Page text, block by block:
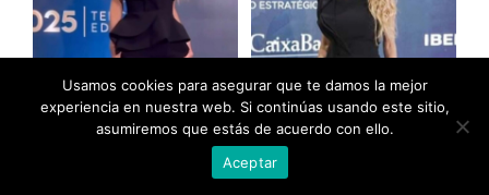
Usamos cookies para asegurar que te damos la mejor
experiencia en nuestra web. Si continúas usando este sitio,
asumiremos que estás de acuerdo con ello.
Aceptar